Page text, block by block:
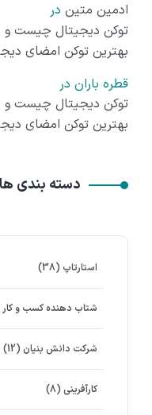
ادمین متین در
توکن دیجیتال چیست و
بهترین توکن امضای
قطره باران در
توکن دیجیتال چیست و
بهترین توکن امضای
دسته بندی
استارتاپ (38)
شتاب دهنده کسب و کار
شرکت دانش بنیان (12)
کارآفرینی (8)